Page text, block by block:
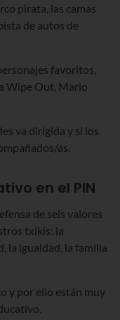
pirata, las camas
de autos de
favoritos,
Wipe Out, Mario
va dirigida y si los
as.
en el PIN
de seis valores
txikis: la
la igualdad, la familia
y por ello están muy